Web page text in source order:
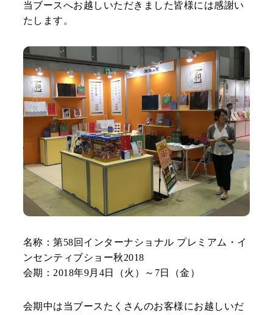
仕様の詳細が未確定でも構いません！
小ロットからでも！
お見積依頼
当ブースへお越しいただきました皆様には感謝い
たします。
名称：第58回インターナショナル プレミアム・イ
ンセンティブショー秋2018
会期：2018年9月4日（火）～7日（金）
会期中は当ブースたくさんのお客様にお越しいだ